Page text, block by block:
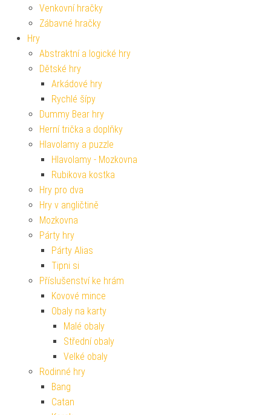
Venkovní hračky
Zábavné hračky
Hry
Abstraktní a logické hry
Dětské hry
Arkádové hry
Rychlé šípy
Dummy Bear hry
Herní trička a doplňky
Hlavolamy a puzzle
Hlavolamy - Mozkovna
Rubikova kostka
Hry pro dva
Hry v angličtině
Mozkovna
Párty hry
Párty Alias
Tipni si
Příslušenství ke hrám
Kovové mince
Obaly na karty
Malé obaly
Střední obaly
Velké obaly
Rodinné hry
Bang
Catan